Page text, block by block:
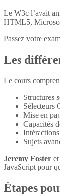
Le W3c l’avait
HTML5,
Passez votre
Les
Le cours
Structures
Sélecteurs
Mise en
Capacités
Sujets
Jeremy Foster et
JavaScript pour
Étapes